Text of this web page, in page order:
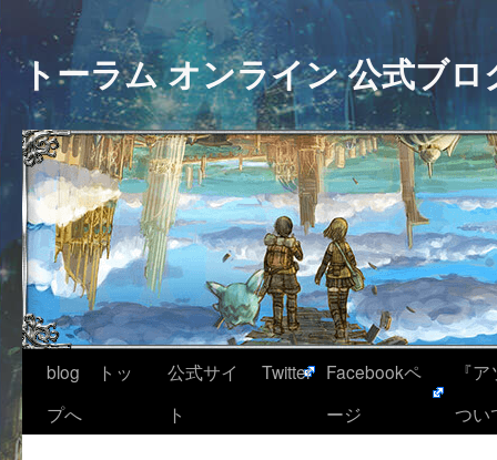
トーラム オンライン 公式ブロ
blog トッ
プへ
公式サイ
ト
Twitter
Facebookペ
ージ
『
つい